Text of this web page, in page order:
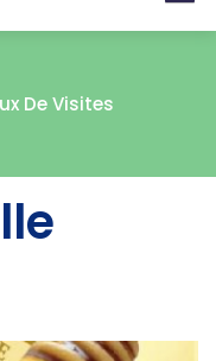
De Visites